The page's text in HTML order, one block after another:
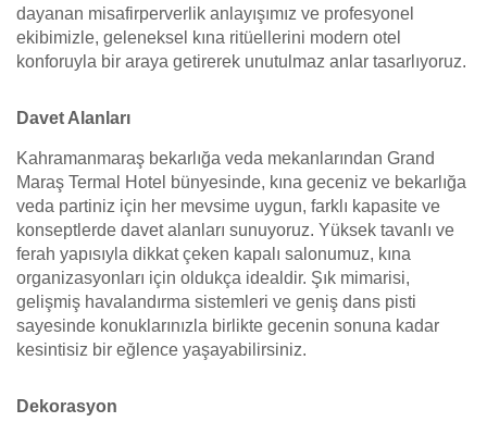
dayanan misafirperverlik anlayışımız ve profesyonel
ekibimizle, geleneksel kına ritüellerini modern otel
konforuyla bir araya getirerek unutulmaz anlar tasarlıyoruz.
Davet Alanları
Kahramanmaraş bekarlığa veda mekanlarından Grand
Maraş Termal Hotel bünyesinde, kına geceniz ve bekarlığa
veda partiniz için her mevsime uygun, farklı kapasite ve
konseptlerde davet alanları sunuyoruz. Yüksek tavanlı ve
ferah yapısıyla dikkat çeken kapalı salonumuz, kına
organizasyonları için oldukça idealdir. Şık mimarisi,
gelişmiş havalandırma sistemleri ve geniş dans pisti
sayesinde konuklarınızla birlikte gecenin sonuna kadar
kesintisiz bir eğlence yaşayabilirsiniz.
Dekorasyon